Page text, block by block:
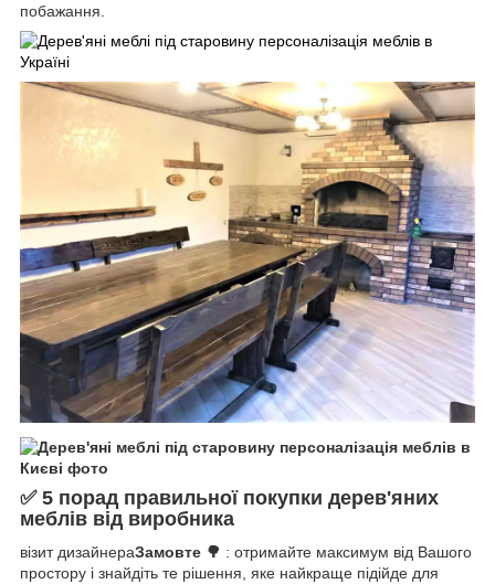
побажання.
✅ 5 порад правильної покупки дерев'яних
меблів від виробника
візит дизайнераЗамовте 🌳 : отримайте максимум від Вашого
простору і знайдіть те рішення, яке найкраще підійде для